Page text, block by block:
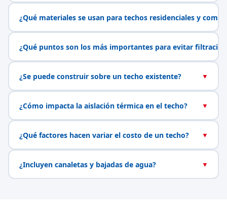
¿Qué materiales se usan para techos residenciales y
¿Qué puntos son los más importantes para evitar
¿Se puede construir sobre un techo existente? ▼
¿Cómo impacta la aislación térmica en el techo? ▼
¿Qué factores hacen variar el costo de un techo? ▼
¿Incluyen canaletas y bajadas de agua? ▼